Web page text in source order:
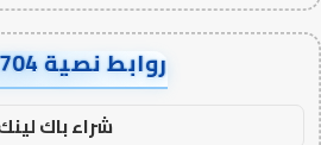
روابط نصية AA14704
شراء باك